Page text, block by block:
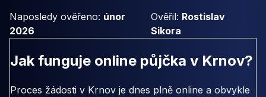
Naposledy ověřeno: únor
2026
Ověřil: Rostislav
Sikora
Jak funguje online půjčka v Krnov?
Proces žádosti v Krnov je dnes plně online a obvykle